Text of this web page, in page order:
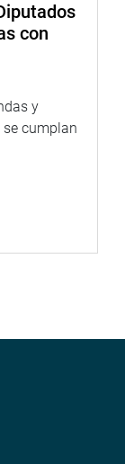
con
y
cumplan